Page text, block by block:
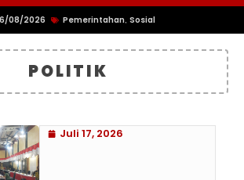
08/2026 Pemerintahan, Sosial
POLITIK
Juli 17, 2026